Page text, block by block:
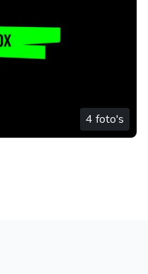
4 foto's